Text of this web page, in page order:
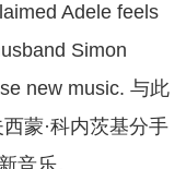
Adele feels
Simon
new music. 与此
蒙·科内茨基分手